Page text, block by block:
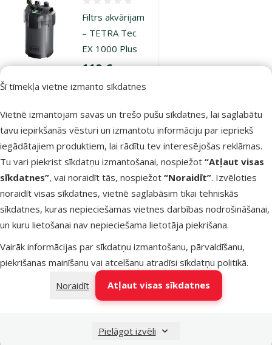
Šī tīmekļa vietne izmanto sīkdatnes
Vietnē izmantojam savas un trešo pušu sīkdatnes, lai saglabātu
tavu iepirkšanās vēsturi un izmantotu informāciju par iepriekš
iegādātajiem produktiem, lai rādītu tev interesējošas reklāmas.
Tu vari piekrist sīkdatņu izmantošanai, nospiežot “Atļaut visas
sīkdatnes”, vai noraidīt tās, nospiežot “Noraidīt”. Izvēloties
noraidīt visas sīkdatnes, vietnē saglabāsim tikai tehniskās
sīkdatnes, kuras nepieciešamas vietnes darbības nodrošināšanai,
un kuru lietošanai nav nepieciešama lietotāja piekrišana.
Vairāk informācijas par sīkdatņu izmantošanu, pārvaldīšanu,
piekrišanas mainīšanu vai atcelšanu atradīsi sīkdatņu politikā.
Noraidīt
Atļaut visas sīkdatnes
Pielāgot izvēli
Filtrs akvārijam
– TETRA Tec
EX 1000 Plus
Cena
119 €
Bezmaksas
Pievienot grozam
Filtrs akvārijam
– TETRA Tec
EX 1500 Plus
Atsauksmes 0%
Cena
179 €
Noliktavā
Bezmaksas
Pievienot grozam
Filtrs akvārijam